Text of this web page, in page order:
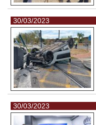
30/03/2023
30/03/2023